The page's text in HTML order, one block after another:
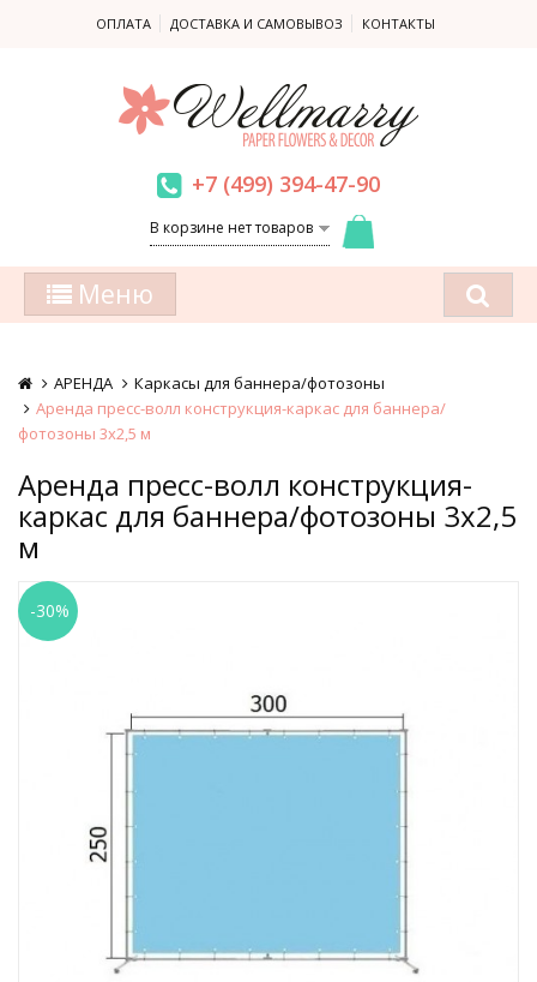
ОПЛАТА ДОСТАВКА И САМОВЫВОЗ КОНТАКТЫ
+7 (499) 394-47-90
В корзине нет товаров
Меню
АРЕНДА
Каркасы для баннера/фотозоны
Аренда пресс-волл конструкция-каркас для баннера/
фотозоны 3x2,5 м
Аренда пресс-волл конструкция-
каркас для баннера/фотозоны 3x2,5
м
-30%